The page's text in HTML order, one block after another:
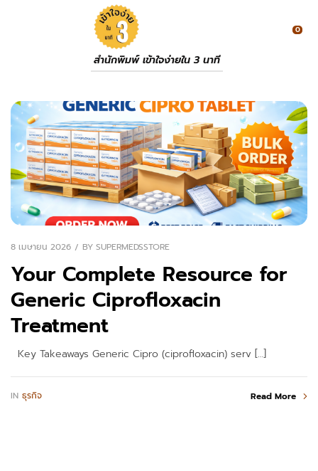
สำนักพิมพ์ เข้าใจง่ายใน 3 นาที
0
8 เมษายน 2026 BY SUPERMEDSSTORE
Your Complete Resource for
Generic Ciprofloxacin
Treatment
Key Takeaways Generic Cipro (ciprofloxacin) serv […]
IN ธุรกิจ Read More